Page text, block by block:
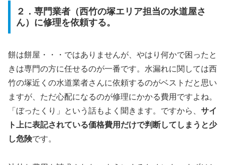
２．専門業者（西竹の塚エリア担当の水道屋さ
ん）に修理を依頼する。
餅は餅屋・・・ではありませんが、やはり何かで困ったと
きは専門の方に任せるのが一番です。水漏れに関しては西
竹の塚近くの水道業者さんに依頼するのがベストだと思い
ますが、ただ心配になるのが修理にかかる費用ですよね。
「ぼったくり」という話もよく聞きます。ですから、 サイ
ト上に表記されている価格費用だけで判断してしまうと少
し危険です。